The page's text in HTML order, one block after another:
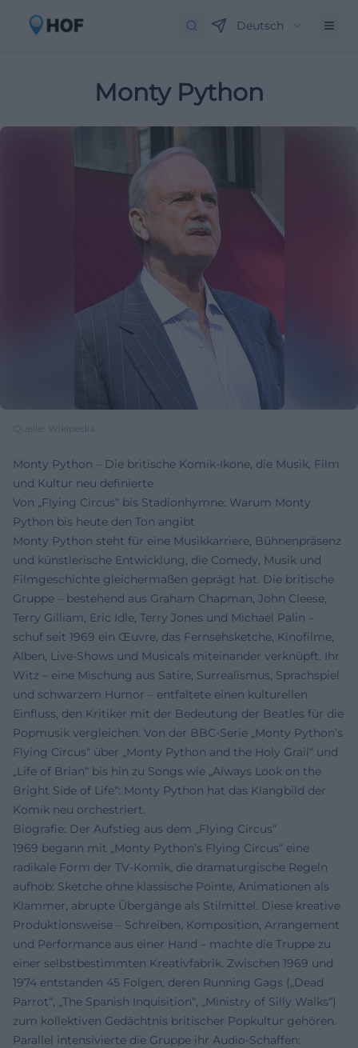
Deutsch
Monty Python
Quelle: Wikipedia
Monty Python – Die britische Komik-Ikone, die Musik, Film
und Kultur neu definierte
Von „Flying Circus“ bis Stadionhymne: Warum Monty
Python bis heute den Ton angibt
Monty Python steht für eine Musikkarriere, Bühnenpräsenz
und künstlerische Entwicklung, die Comedy, Musik und
Filmgeschichte gleichermaßen geprägt hat. Die britische
Gruppe – bestehend aus Graham Chapman, John Cleese,
Terry Gilliam, Eric Idle, Terry Jones und Michael Palin –
schuf seit 1969 ein Œuvre, das Fernsehsketche, Kinofilme,
Alben, Live‑Shows und Musicals miteinander verknüpft. Ihr
Witz – eine Mischung aus Satire, Surrealismus, Sprachspiel
und schwarzem Humor – entfaltete einen kulturellen
Einfluss, den Kritiker mit der Bedeutung der Beatles für die
Popmusik vergleichen. Von der BBC-Serie „Monty Python’s
Flying Circus“ über „Monty Python and the Holy Grail“ und
„Life of Brian“ bis hin zu Songs wie „Always Look on the
Bright Side of Life“: Monty Python hat das Klangbild der
Komik neu orchestriert.
Biografie: Der Aufstieg aus dem „Flying Circus“
1969 begann mit „Monty Python’s Flying Circus“ eine
radikale Form der TV‑Komik, die dramaturgische Regeln
aufhob: Sketche ohne klassische Pointe, Animationen als
Klammer, abrupte Übergänge als Stilmittel. Diese kreative
Produktionsweise – Schreiben, Komposition, Arrangement
und Performance aus einer Hand – machte die Truppe zu
einer selbstbestimmten Kreativfabrik. Zwischen 1969 und
1974 entstanden 45 Folgen, deren Running Gags („Dead
Parrot“, „The Spanish Inquisition“, „Ministry of Silly Walks“)
zum kollektiven Gedächtnis britischer Popkultur gehören.
Parallel intensivierte die Gruppe ihr Audio‑Schaffen: